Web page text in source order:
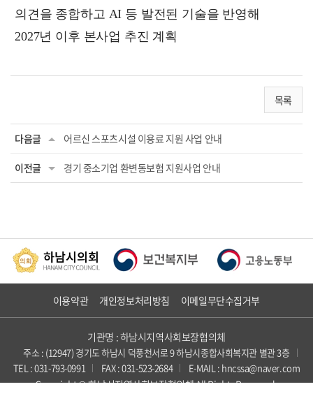
의견을 종합하고 AI 등 발전된 기술을 반영해
2027년 이후 본사업 추진 계획
목록
다음글 어르신 스포츠시설 이용료 지원 사업 안내
이전글 경기 중소기업 환변동보험 지원사업 안내
이용약관 개인정보처리방침 이메일무단수집거부
기관명 : 하남시지역사회보장협의체
주소 : (12947) 경기도 하남시 덕풍천서로 9 하남시종합사회복지관 별관 3층
TEL : 031-793-0991
FAX : 031-523-2684 E-MAIL : hncssa@naver.com
Copyright © 하남시지역사회보장협의체 All Rights Reserved.